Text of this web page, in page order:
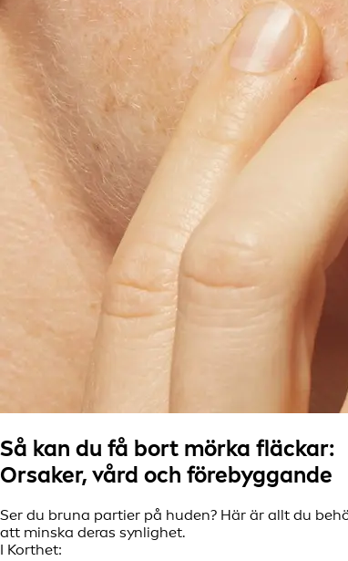
Så kan du få bort mörka fläckar:
Orsaker, vård och förebyggande
Ser du bruna partier på huden? Här är allt du
att minska deras synlighet.
I Korthet: